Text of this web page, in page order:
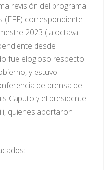
revisión del programa
(EFF) correspondiente
2023 (la octava
desde
fue elogioso respecto
y estuvo
de prensa del
Caputo y el presidente
quienes aportaron